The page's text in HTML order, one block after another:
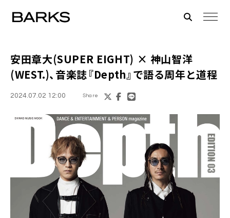
安田章大(SUPER EIGHT) × 神山智洋
(WEST.)、音楽誌『Depth』で語る周年と道程
2024.07.02 12:00 Share